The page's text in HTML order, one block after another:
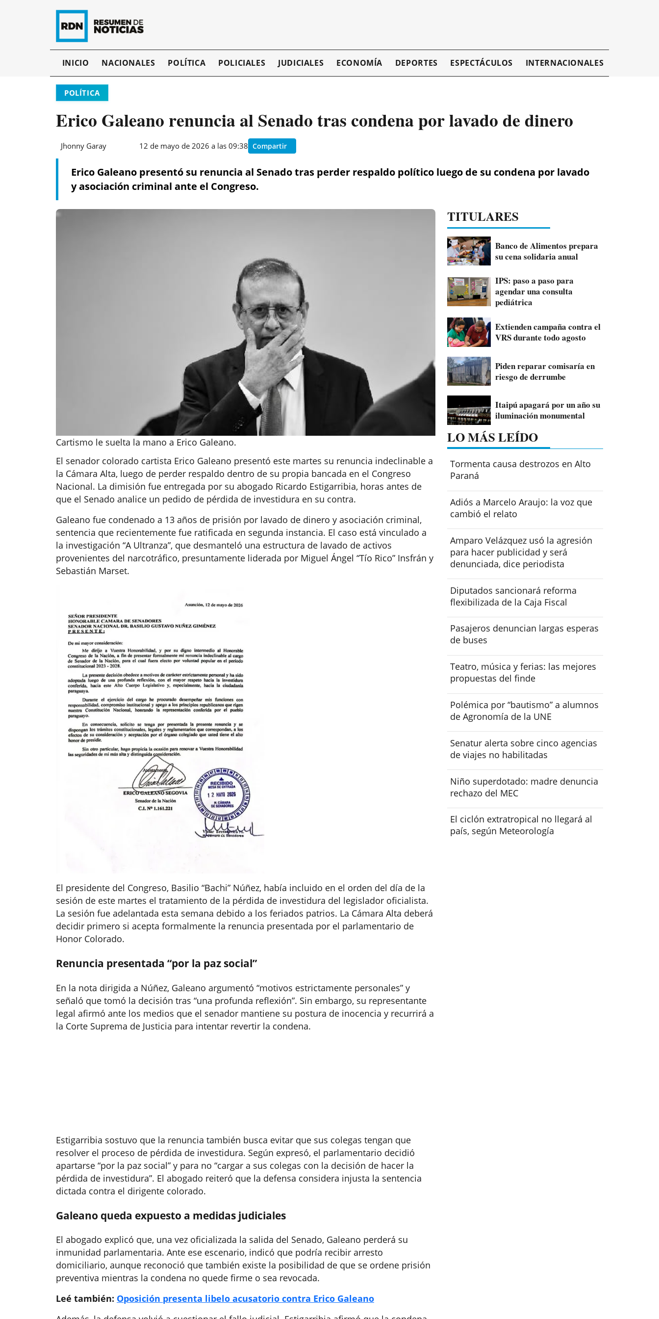
INICIO NACIONALES POLÍTICA POLICIALES JUDICIALES ECONOMÍA DEPORTES ESPECTÁCULOS INTERNACIONALES
POLÍTICA
Erico Galeano renuncia al Senado tras condena por lavado de dinero
Jhonny Garay 12 de mayo de 2026 a las 09:38 Compartir
Erico Galeano presentó su renuncia al Senado tras perder respaldo político luego de su condena por lavado
y asociación criminal ante el Congreso.
Cartismo le suelta la mano a Erico Galeano.
El senador colorado cartista Erico Galeano presentó este martes su renuncia indeclinable a
la Cámara Alta, luego de perder respaldo dentro de su propia bancada en el Congreso
Nacional. La dimisión fue entregada por su abogado Ricardo Estigarribia, horas antes de
que el Senado analice un pedido de pérdida de investidura en su contra.
Galeano fue condenado a 13 años de prisión por lavado de dinero y asociación criminal,
sentencia que recientemente fue ratificada en segunda instancia. El caso está vinculado a
la investigación “A Ultranza”, que desmanteló una estructura de lavado de activos
provenientes del narcotráfico, presuntamente liderada por Miguel Ángel “Tío Rico” Insfrán y
Sebastián Marset.
El presidente del Congreso, Basilio “Bachi” Núñez, había incluido en el orden del día de la
sesión de este martes el tratamiento de la pérdida de investidura del legislador oficialista.
La sesión fue adelantada esta semana debido a los feriados patrios. La Cámara Alta deberá
decidir primero si acepta formalmente la renuncia presentada por el parlamentario de
Honor Colorado.
Renuncia presentada “por la paz social”
En la nota dirigida a Núñez, Galeano argumentó “motivos estrictamente personales” y
señaló que tomó la decisión tras “una profunda reflexión”. Sin embargo, su representante
legal afirmó ante los medios que el senador mantiene su postura de inocencia y recurrirá a
la Corte Suprema de Justicia para intentar revertir la condena.
Estigarribia sostuvo que la renuncia también busca evitar que sus colegas tengan que
resolver el proceso de pérdida de investidura. Según expresó, el parlamentario decidió
apartarse “por la paz social” y para no “cargar a sus colegas con la decisión de hacer la
pérdida de investidura”. El abogado reiteró que la defensa considera injusta la sentencia
dictada contra el dirigente colorado.
Galeano queda expuesto a medidas judiciales
El abogado explicó que, una vez oficializada la salida del Senado, Galeano perderá su
inmunidad parlamentaria. Ante ese escenario, indicó que podría recibir arresto
domiciliario, aunque reconoció que también existe la posibilidad de que se ordene prisión
preventiva mientras la condena no quede firme o sea revocada.
Leé también: Oposición presenta libelo acusatorio contra Erico Galeano
TITULARES
Banco de Alimentos prepara
su cena solidaria anual
IPS: paso a paso para
agendar una consulta
pediátrica
Extienden campaña contra el
VRS durante todo agosto
Piden reparar comisaría en
riesgo de derrumbe
Itaipú apagará por un año su
iluminación monumental
LO MÁS LEÍDO
Tormenta causa destrozos en Alto
Paraná
Adiós a Marcelo Araujo: la voz que
cambió el relato
Amparo Velázquez usó la agresión
para hacer publicidad y será
denunciada, dice periodista
Diputados sancionará reforma
flexibilizada de la Caja Fiscal
Pasajeros denuncian largas esperas
de buses
Teatro, música y ferias: las mejores
propuestas del finde
Polémica por “bautismo” a alumnos
de Agronomía de la UNE
Senatur alerta sobre cinco agencias
de viajes no habilitadas
Niño superdotado: madre denuncia
rechazo del MEC
El ciclón extratropical no llegará al
país, según Meteorología